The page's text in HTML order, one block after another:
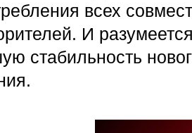
всех
И
стабильность